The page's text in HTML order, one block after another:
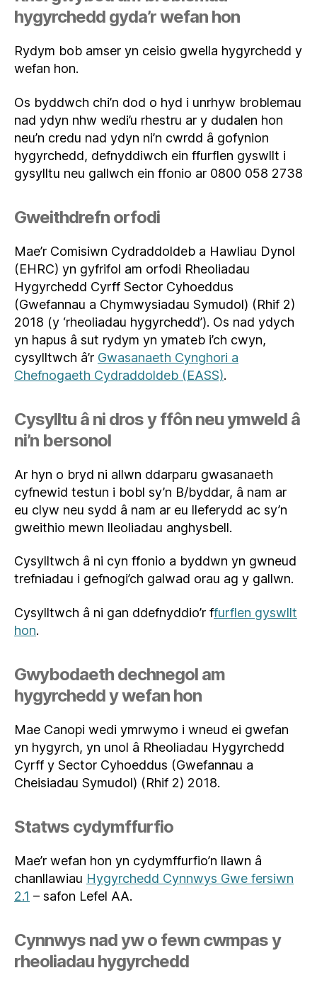
hygyrchedd gyda’r wefan hon
Rydym bob amser yn ceisio gwella hygyrchedd y
wefan hon.
Os byddwch chi’n dod o hyd i unrhyw broblemau
nad ydyn nhw wedi’u rhestru ar y dudalen hon
neu’n credu nad ydyn ni’n cwrdd â gofynion
hygyrchedd, defnyddiwch ein ffurflen gyswllt i
gysylltu neu gallwch ein ffonio ar 0800 058 2738
Gweithdrefn orfodi
Mae’r Comisiwn Cydraddoldeb a Hawliau Dynol
(EHRC) yn gyfrifol am orfodi Rheoliadau
Hygyrchedd Cyrff Sector Cyhoeddus
(Gwefannau a Chymwysiadau Symudol) (Rhif 2)
2018 (y ‘rheoliadau hygyrchedd’). Os nad ydych
yn hapus â sut rydym yn ymateb i’ch cwyn,
cysylltwch â’r Gwasanaeth Cynghori a
Chefnogaeth Cydraddoldeb (EASS).
Cysylltu â ni dros y ffôn neu ymweld â
ni’n bersonol
Ar hyn o bryd ni allwn ddarparu gwasanaeth
cyfnewid testun i bobl sy’n B/byddar, â nam ar
eu clyw neu sydd â nam ar eu lleferydd ac sy’n
gweithio mewn lleoliadau anghysbell.
Cysylltwch â ni cyn ffonio a byddwn yn gwneud
trefniadau i gefnogi’ch galwad orau ag y gallwn.
Cysylltwch â ni gan ddefnyddio’r ffurflen gyswllt
hon.
Gwybodaeth dechnegol am
hygyrchedd y wefan hon
Mae Canopi wedi ymrwymo i wneud ei gwefan
yn hygyrch, yn unol â Rheoliadau Hygyrchedd
Cyrff y Sector Cyhoeddus (Gwefannau a
Cheisiadau Symudol) (Rhif 2) 2018.
Statws cydymffurfio
Mae’r wefan hon yn cydymffurfio’n llawn â
chanllawiau Hygyrchedd Cynnwys Gwe fersiwn
2.1 – safon Lefel AA.
Cynnwys nad yw o fewn cwmpas y
rheoliadau hygyrchedd